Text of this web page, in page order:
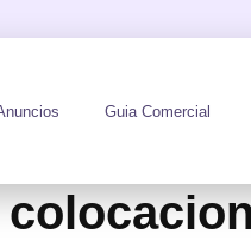
Guia Comercial